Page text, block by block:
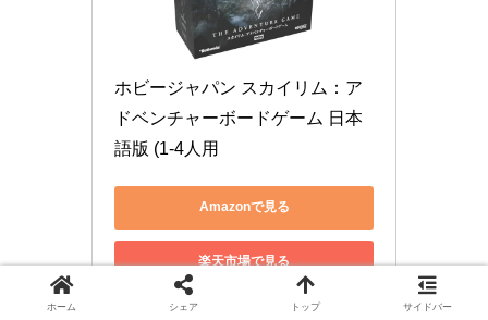
ホビージャパン スカイリム：ア
ドベンチャーボードゲーム 日本
語版 (1-4人用
Amazonで見る
楽天市場で見る
Yahoo!ショッピングで見る
ホーム シェア トップ サイドバー